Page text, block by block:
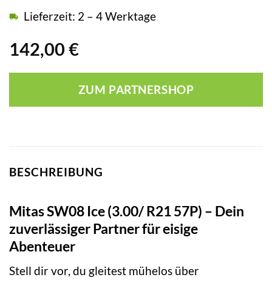
142,00 €
Lieferzeit: 2 – 4 Werktage
ZUM PARTNERSHOP
BESCHREIBUNG
Mitas SW08 Ice (3.00/ R21 57P) – Dein
zuverlässiger Partner für eisige
Abenteuer
Stell dir vor, du gleitest mühelos über